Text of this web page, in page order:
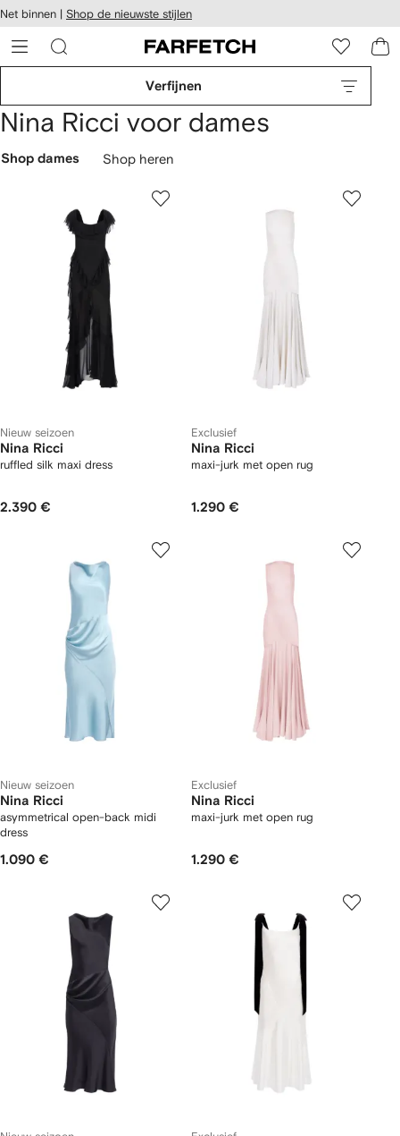
over en
naar de
Net binnen | Shop de nieuwste stijlen
Verfijnen
Nina Ricci voor dames
Shop dames Shop heren
Nieuw seizoen
Nina Ricci
ruffled silk maxi dress
2.390 €
Exclusief
Nina Ricci
maxi-jurk met open rug
1.290 €
Nieuw seizoen
Nina Ricci
asymmetrical open-back midi
dress
1.090 €
Exclusief
Nina Ricci
maxi-jurk met open rug
1.290 €